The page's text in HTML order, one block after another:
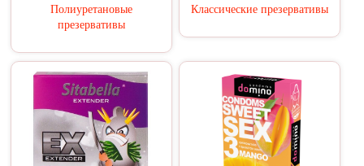
Полиуретановые
презервативы
Классические презервативы